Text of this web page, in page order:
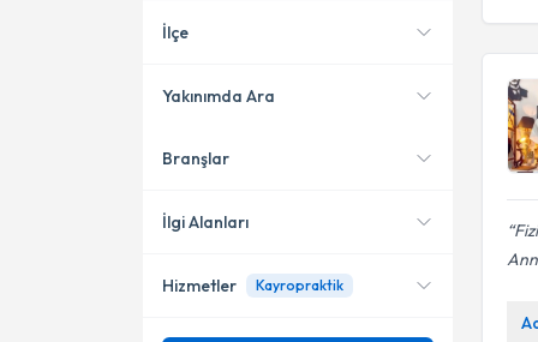
İlçe
Çankaya
Etimesgut
Yakınımda Ara
Konumuma yakın uzmanları
Branşlar
Fizyoterapi
İlgi Alanları
Hizmetler Kayropraktik